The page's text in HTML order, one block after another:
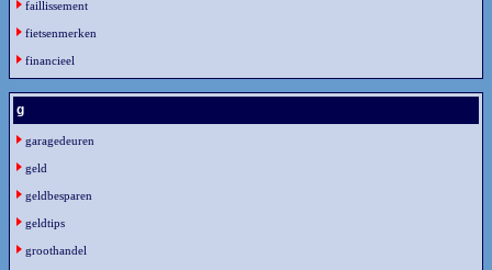
faillissement
fietsenmerken
financieel
g
garagedeuren
geld
geldbesparen
geldtips
groothandel